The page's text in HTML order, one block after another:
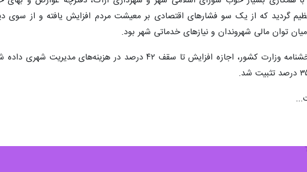
گردید که از یک سو فشارهای اقتصادی بر معیشت مردم افزایش یافته و از سوی
توان مالی شهروندان و نیازهای خدماتی شهر بود.
وی بیان کرد: مطابق بخشنامه وزارت کشور، اجازه افزایش تا